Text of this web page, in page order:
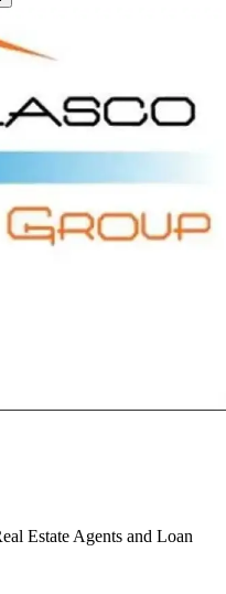
Estate Agents and Loan